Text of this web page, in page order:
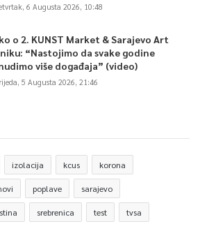
6 Augusta 2026, 10:48
o 2. KUNST Market & Sarajevo Art
“Nastojimo da svake godine
više događaja” (video)
5 Augusta 2026, 21:46
izolacija kcus korona
poplave sarajevo
srebrenica test tvsa